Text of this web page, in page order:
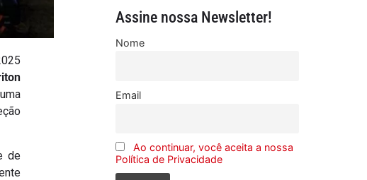
de
Assine nossa Newsletter!
Nome
Email
Ao continuar, você aceita a nossa
Política de Privacidade